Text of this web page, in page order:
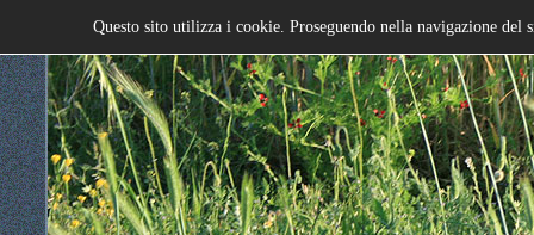
Questo sito utilizza i cookie. Proseguendo nella navigazione del